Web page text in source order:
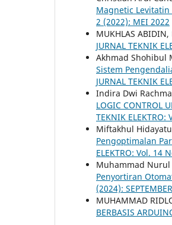
Magnetic
2 (2022): MEI 2022
MUKHLAS ABIDIN,
JURNAL TEKNIK
Akhmad Shohibul
Sistem
JURNAL TEKNIK
Indira Dwi
LOGIC CONTROL
TEKNIK ELEKTRO:
Miftakhul
Pengoptimalan
ELEKTRO: Vol. 14
Muhammad Nurul
Penyortiran
(2024):
MUHAMMAD
BERBASIS